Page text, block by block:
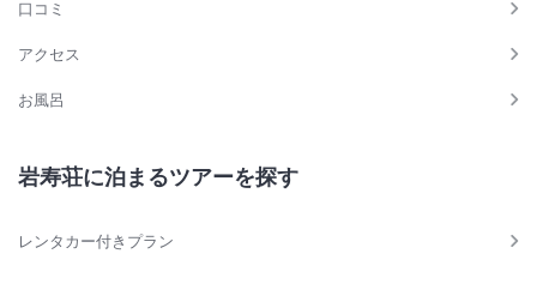
口コミ
アクセス
お風呂
岩寿荘に泊まるツアーを探す
レンタカー付きプラン